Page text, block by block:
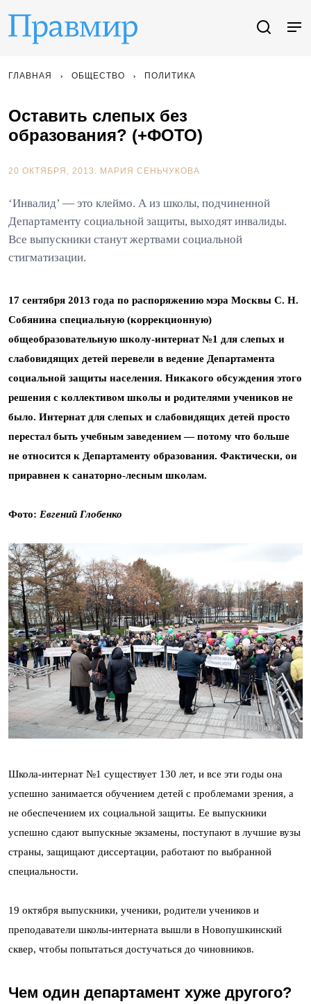
ГЛАВНАЯ ОБЩЕСТВО ПОЛИТИКА
Оставить слепых без
образования? (+ФОТО)
20 ОКТЯБРЯ, 2013. МАРИЯ СЕНЬЧУКОВА
‘Инвалид’ — это клеймо. А из школы, подчиненной
Департаменту социальной защиты, выходят инвалиды.
Все выпускники станут жертвами социальной
стигматизации.
17 сентября 2013 года по распоряжению мэра Москвы С. Н.
Собянина специальную (коррекционную)
общеобразовательную школу-интернат №1 для слепых и
слабовидящих детей перевели в ведение Департамента
социальной защиты населения. Никакого обсуждения этого
решения с коллективом школы и родителями учеников не
было. Интернат для слепых и слабовидящих детей просто
перестал быть учебным заведением — потому что больше
не относится к Департаменту образования. Фактически, он
приравнен к санаторно-лесным школам.
Фото: Евгений Глобенко
Школа-интернат №1 существует 130 лет, и все эти годы она
успешно занимается обучением детей с проблемами зрения, а
не обеспечением их социальной защиты. Ее выпускники
успешно сдают выпускные экзамены, поступают в лучшие вузы
страны, защищают диссертации, работают по выбранной
специальности.
19 октября выпускники, ученики, родители учеников и
преподаватели школы-интерната вышли в Новопушкинский
сквер, чтобы попытаться достучаться до чиновников.
Чем один департамент хуже другого?